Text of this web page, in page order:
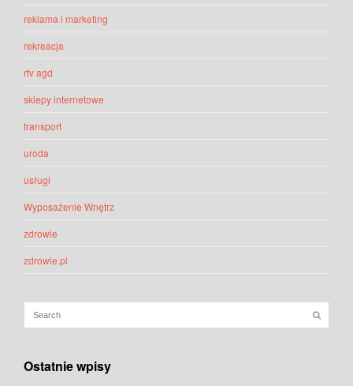
reklama i marketing
rekreacja
rtv agd
sklepy internetowe
transport
uroda
usługi
Wyposażenie Wnętrz
zdrowie
zdrowie.pl
Ostatnie wpisy